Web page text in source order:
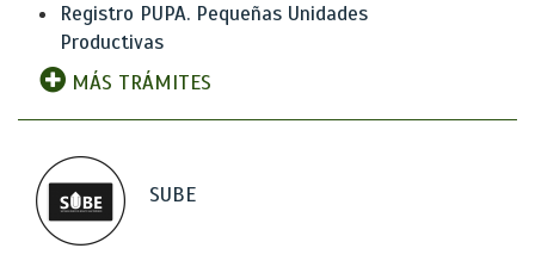
Registro PUPA. Pequeñas Unidades
Productivas
MÁS TRÁMITES
SUBE